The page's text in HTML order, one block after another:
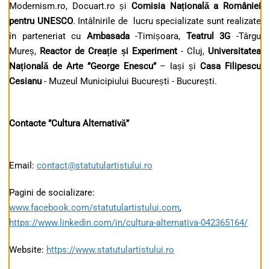
Modernism.ro, Docuart.ro și Comisia Națională a României
pentru UNESCO. Intâlnirile de lucru specializate sunt realizate
în parteneriat cu Ambasada-Timișoara, Teatrul 3G-Târgu
Mureș, Reactor de Creație și Experiment - Cluj, Universitatea
Națională de Arte ”George Enescu”– Iași șiCasa Filipescu
Cesianu - Muzeul Municipiului București - București.
Contacte ”Cultura Alternativă”
Email: contact@statutulartistului.ro
Pagini de socializare:
www.facebook.com/statutulartistului.com,
https://www.linkedin.com/in/cultura-alternativa-042365164/
Website: https://www.statutulartistului.ro